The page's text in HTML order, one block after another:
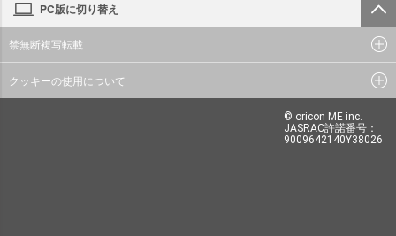
PC版に切り替え
禁無断複写転載
クッキーの使用について
© oricon ME inc.
JASRAC許諾番号：
9009642140Y38026